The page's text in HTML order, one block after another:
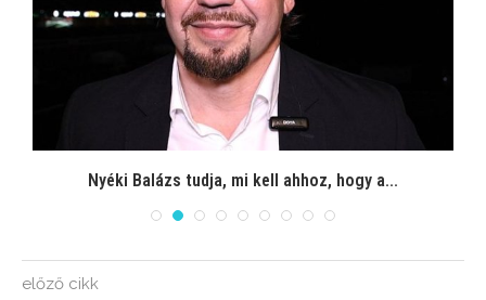
Nyéki Balázs tudja, mi kell ahhoz, hogy a...
előző cikk